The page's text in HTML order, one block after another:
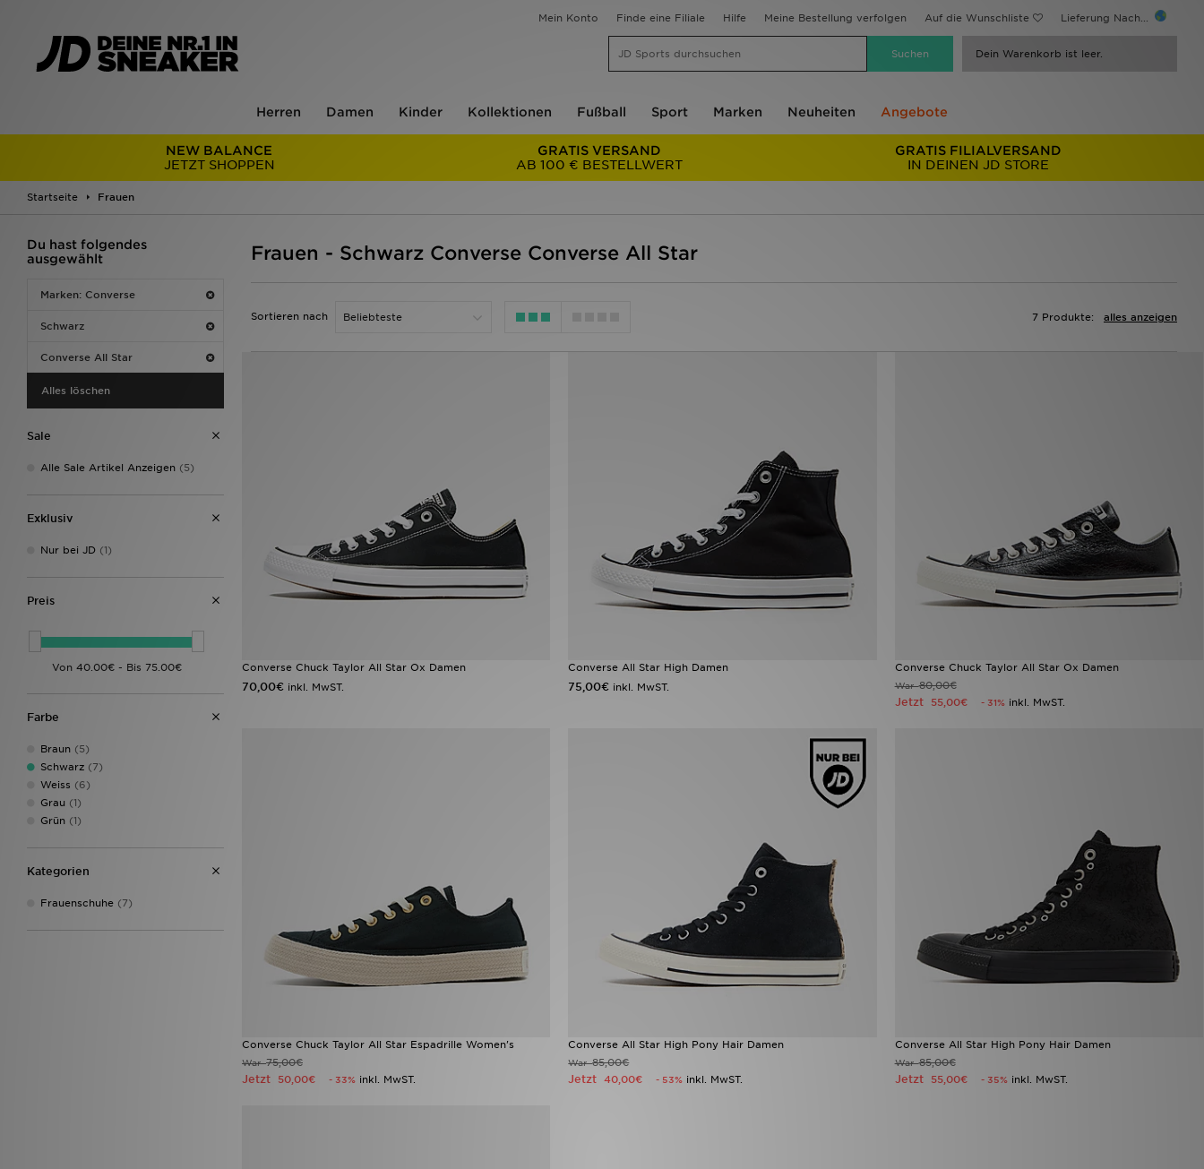
Mein Konto Finde eine Filiale Hilfe Meine Bestellung verfolgen Auf die Wunschliste Lieferung Nach...
Dein Warenkorb ist leer.
Herren Damen Kinder Kollektionen Fußball Sport Marken Neuheiten Angebote
NEW BALANCE
JETZT SHOPPEN
GRATIS VERSAND
AB 100 € BESTELLWERT
GRATIS FILIALVERSAND
IN DEINEN JD STORE
Startseite Frauen
Du hast folgendes
ausgewählt
Marken: Converse
Schwarz
Converse All Star
Alles löschen
Sale
Alle Sale Artikel Anzeigen (5)
Exklusiv
Nur bei JD (1)
Preis
Farbe
Braun (5)
Schwarz (7)
Weiss (6)
Grau (1)
Grün (1)
Kategorien
Frauenschuhe (7)
Frauen - Schwarz Converse Converse All Star
Sortieren nach alles anzeigen
7 Produkte:
Converse Chuck Taylor All Star Ox Damen
70,00€ inkl. MwST.
Converse All Star High Damen
75,00€ inkl. MwST.
Converse Chuck Taylor All Star Ox Damen
War80,00€
Jetzt 55,00€ - 31% inkl. MwST.
Converse Chuck Taylor All Star Espadrille Women's
War75,00€
Jetzt 50,00€ - 33% inkl. MwST.
Converse All Star High Pony Hair Damen
War85,00€
Jetzt40,00€ - 53% inkl. MwST.
Converse All Star High Pony Hair Damen
War85,00€
Jetzt 55,00€ - 35% inkl. MwST.